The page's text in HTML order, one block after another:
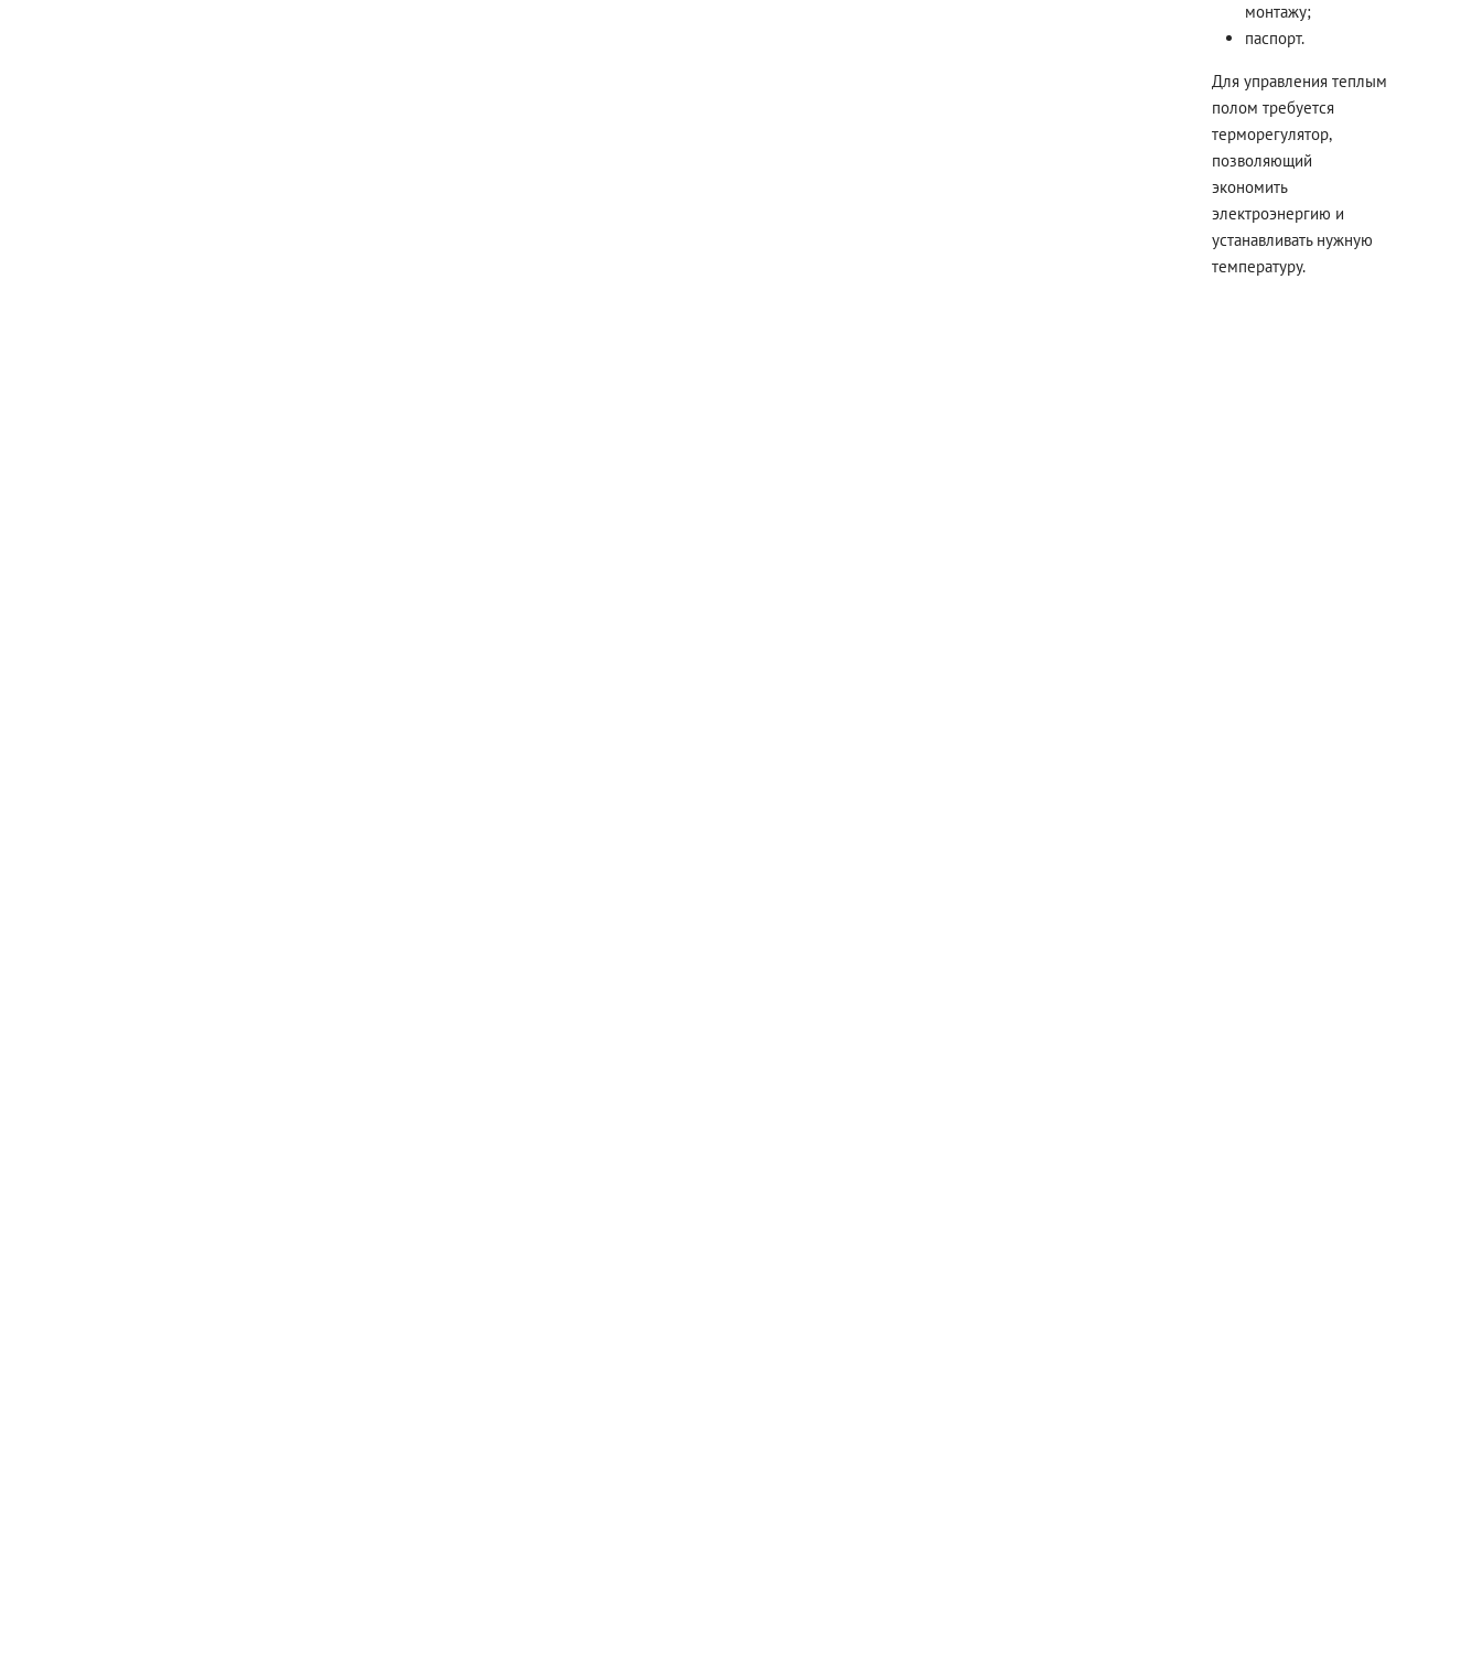
монтажу;
паспорт.
Для управления теплым
полом требуется
терморегулятор,
позволяющий
экономить
электроэнергию и
устанавливать нужную
температуру.